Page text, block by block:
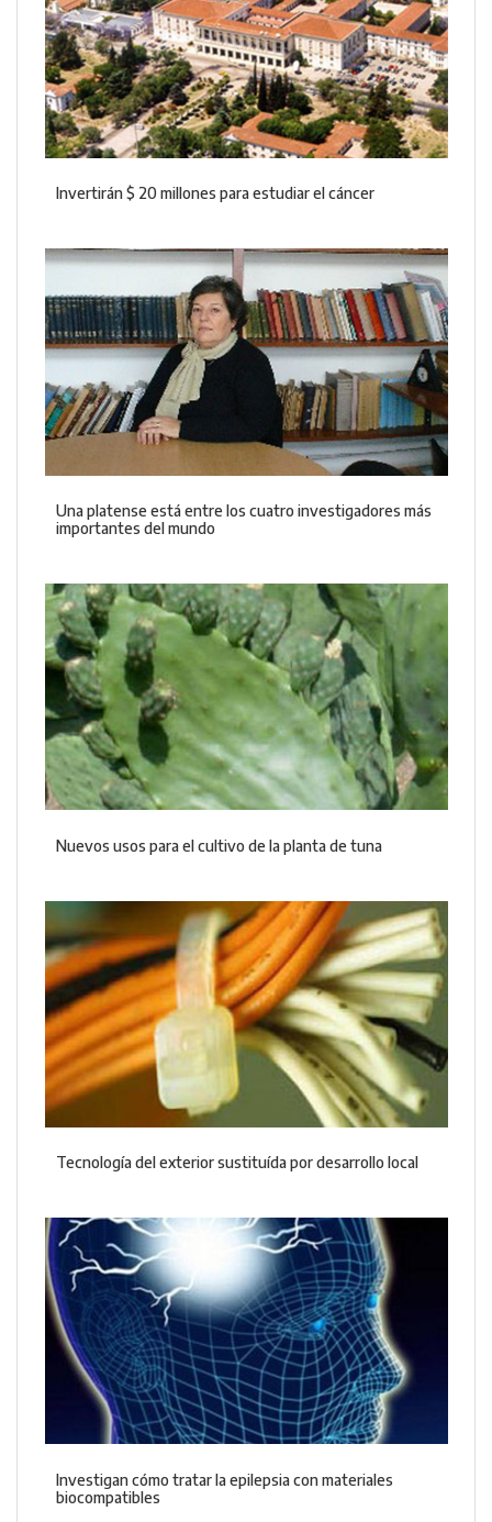
Invertirán $ 20 millones para estudiar el cáncer
Una platense está entre los cuatro investigadores más
importantes del mundo
Nuevos usos para el cultivo de la planta de tuna
Tecnología del exterior sustituída por desarrollo local
Investigan cómo tratar la epilepsia con materiales
biocompatibles